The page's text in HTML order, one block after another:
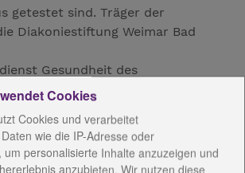
getestet sind. Träger der
Diakoniestiftung Weimar Bad
Gesundheit des
Saale-Orla-Kreises waren am
und Kontaktpersonen
eine Mitarbeiterin am 1. Oktober
war. Aus dieser Testreihe gab
Cookies
Cookies und verarbeitet
wie die IP-Adresse oder
um personalisierte Inhalte anzuzeigen und
anzubieten. Wir nutzen diese